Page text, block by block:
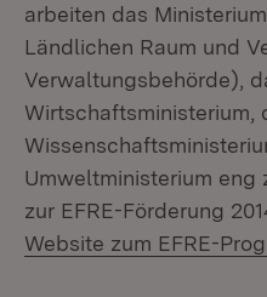
arbeiten das
Ländlichen Raum und
Verwaltungsbehörde),
Wirtschaftsministerium,
Umweltministerium eng
zur EFRE-Förderung
Website zum EFRE-